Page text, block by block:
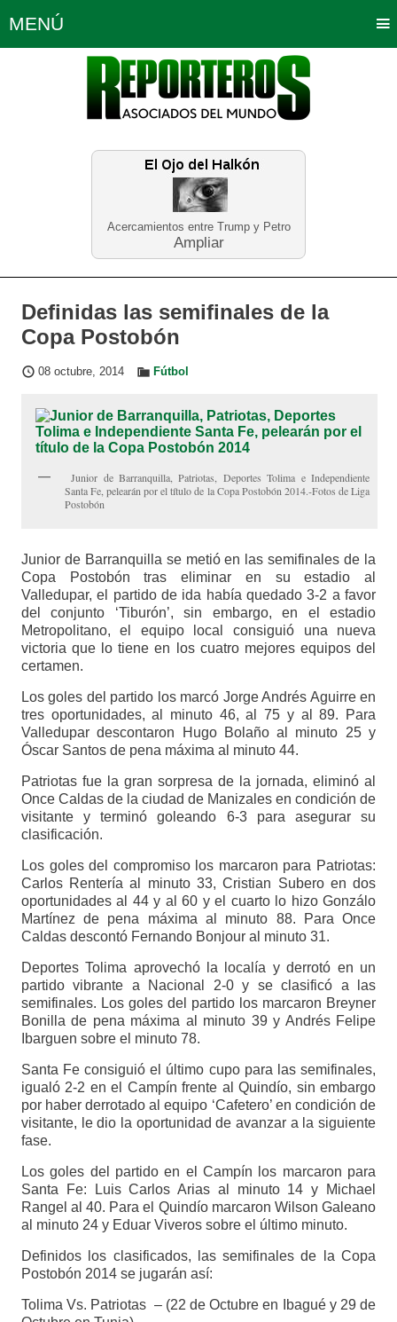
Acercamientos entre Trump y Petro
Ampliar
MENÚ
Política Opinión Bogotá
Planeta Tierra Deportes
Educación Neira
Definidas las semifinales de la
Copa Postobón
08 octubre, 2014 Fútbol
Junior de Barranquilla, Patriotas, Deportes Tolima e Independiente
Santa Fe, pelearán por el título de la Copa Postobón 2014.-Fotos de Liga
Postobón
Junior de Barranquilla se metió en las semifinales de la
Copa Postobón tras eliminar en su estadio al
Valledupar, el partido de ida había quedado 3-2 a favor
del conjunto ‘Tiburón’, sin embargo, en el estadio
Metropolitano, el equipo local consiguió una nueva
victoria que lo tiene en los cuatro mejores equipos del
certamen.
Los goles del partido los marcó Jorge Andrés Aguirre en
tres oportunidades, al minuto 46, al 75 y al 89. Para
Valledupar descontaron Hugo Bolaño al minuto 25 y
Óscar Santos de pena máxima al minuto 44.
Patriotas fue la gran sorpresa de la jornada, eliminó al
Once Caldas de la ciudad de Manizales en condición de
visitante y terminó goleando 6-3 para asegurar su
clasificación.
Los goles del compromiso los marcaron para Patriotas:
Carlos Rentería al minuto 33, Cristian Subero en dos
oportunidades al 44 y al 60 y el cuarto lo hizo Gonzálo
Martínez de pena máxima al minuto 88. Para Once
Caldas descontó Fernando Bonjour al minuto 31.
Deportes Tolima aprovechó la localía y derrotó en un
partido vibrante a Nacional 2-0 y se clasificó a las
semifinales. Los goles del partido los marcaron Breyner
Bonilla de pena máxima al minuto 39 y Andrés Felipe
Ibarguen sobre el minuto 78.
Santa Fe consiguió el último cupo para las semifinales,
igualó 2-2 en el Campín frente al Quindío, sin embargo
por haber derrotado al equipo ‘Cafetero’ en condición de
visitante, le dio la oportunidad de avanzar a la siguiente
fase.
Los goles del partido en el Campín los marcaron para
Santa Fe: Luis Carlos Arias al minuto 14 y Michael
Rangel al 40. Para el Quindío marcaron Wilson Galeano
al minuto 24 y Eduar Viveros sobre el último minuto.
Definidos los clasificados, las semifinales de la Copa
Postobón 2014 se jugarán así:
Tolima Vs. Patriotas – (22 de Octubre en Ibagué y 29 de